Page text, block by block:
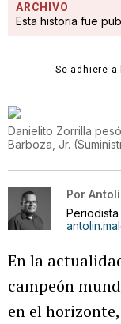
ARCHIVO
Esta historia fue
Se adhiere
Danielito Zorrilla
Barboza, Jr. (
Por
En la
campeón
en el